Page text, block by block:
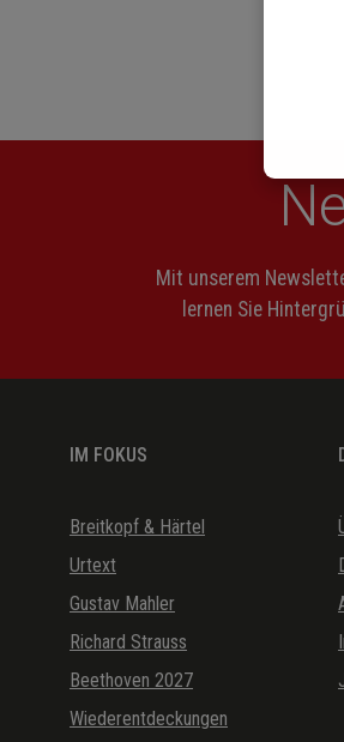
Mit unserem
lernen Sie
IM FOKUS
Breitkopf & Härtel
Urtext
Gustav Mahler
Richard Strauss
Beethoven 2027
Wiederentdeckungen